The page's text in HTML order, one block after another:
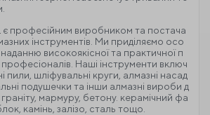
є професійним виробником та постача
інструментів. Ми приділяємо осо
високоякісної та практичної п
професіоналів. Наші інструменти включ
пили, шліфувальні круги, алмазні насад
подушечки та інши алмазні вироби д
мармуру, бетону. керамічний фа
камінь, залізо, сталь тощо.